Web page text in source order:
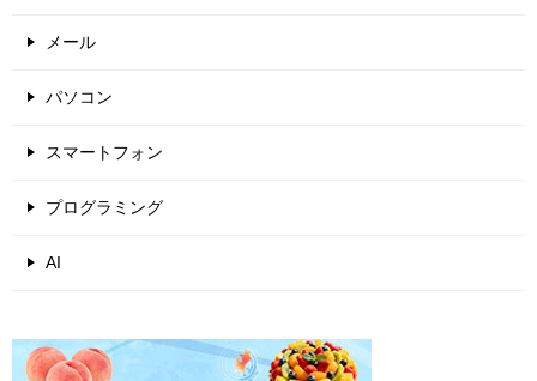
メール
パソコン
スマートフォン
プログラミング
AI